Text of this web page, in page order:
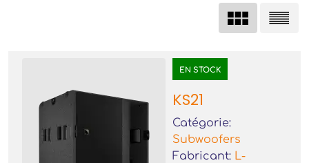
EN STOCK
KS21
Catégorie:
Subwoofers
Fabricant: L-